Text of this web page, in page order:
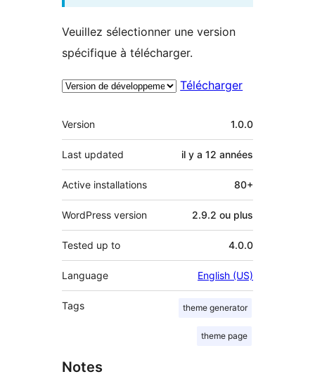
Veuillez sélectionner une version
spécifique à télécharger.
Télécharger
Méta
Version 1.0.0
Last updated il y a 12 années
Active installations 80+
WordPress version 2.9.2 ou plus
Tested up to 4.0.0
Language English (US)
Tags theme generator
theme page
Notes